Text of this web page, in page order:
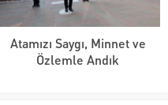
Atamızı Saygı, Minnet ve
Özlemle Andık